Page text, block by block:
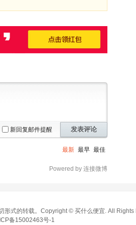
新回复邮件提醒 发表评论
最新 最早 最佳
Powered by 连接微博
形式的转载。Copyright © 买什么便宜. All Rights
备15002463号-1